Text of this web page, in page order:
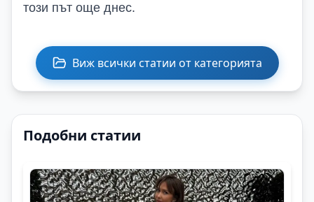
този път още днес.
Виж всички статии от категорията
Подобни статии